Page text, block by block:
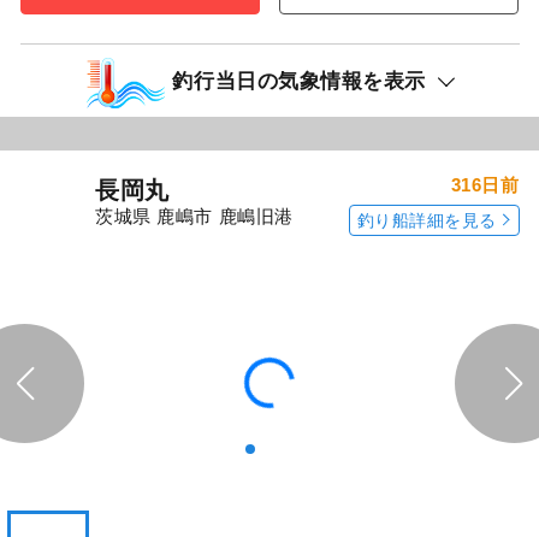
釣行当日の気象情報を表示
長岡丸
茨城県 鹿嶋市 鹿嶋旧港
316日前
釣り船詳細を見る